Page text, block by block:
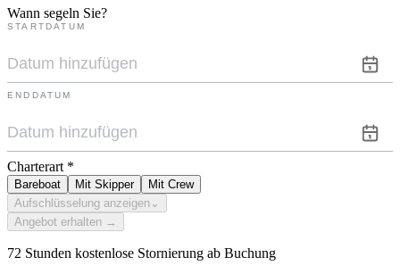
Wann segeln Sie?
STARTDATUM
ENDDATUM
Charterart *
Bareboat Mit Skipper
Mit Crew
Aufschlüsselung anzeigen ⌄
Angebot erhalten →
72 Stunden kostenlose Stornierung ab Buchung